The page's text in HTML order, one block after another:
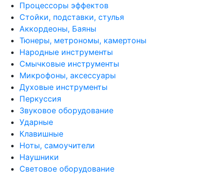
Процессоры эффектов
Стойки, подставки, стулья
Аккордеоны, Баяны
Тюнеры, метрономы, камертоны
Народные инструменты
Смычковые инструменты
Микрофоны, аксессуары
Духовые инструменты
Перкуссия
Звуковое оборудование
Ударные
Клавишные
Ноты, самоучители
Наушники
Световое оборудование